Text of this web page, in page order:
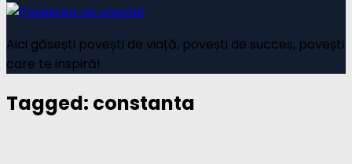
Aici găsești povești de viață, povești de succes, povești
care te inspiră!
Tagged: constanta